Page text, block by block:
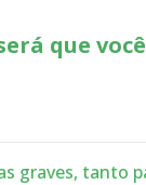
que
graves, tanto